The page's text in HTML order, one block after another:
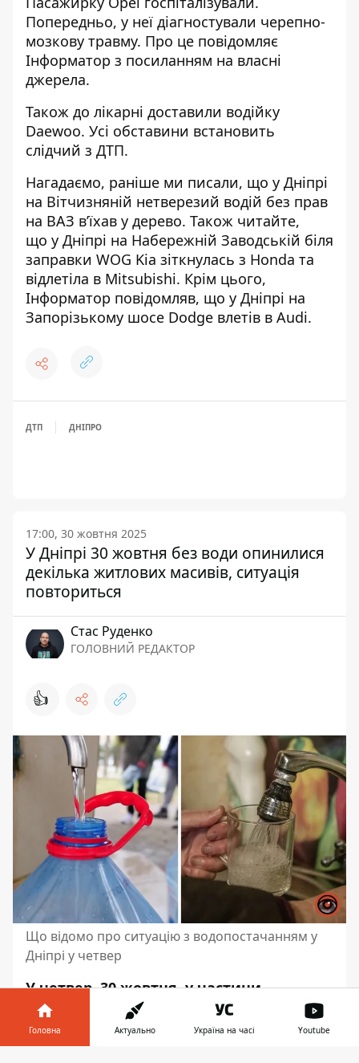
Попередньо, у неї діагностували черепно-
мозкову травму. Про це повідомляє
Інформатор з посиланням на власні
джерела.
Також до лікарні доставили водійку
Daewoo. Усі обставини встановить
слідчий з ДТП.
Нагадаємо, раніше ми писали, що у Дніпрі
на Вітчизняній нетверезий водій без прав
на ВАЗ в’їхав у дерево. Також читайте,
що у Дніпрі на Набережній Заводській біля
заправки WOG Kia зіткнулась з Honda та
відлетіла в Mitsubishi. Крім цього,
Інформатор повідомляв, що у Дніпрі на
Запорізькому шосе Dodge влетів в Audi.
ДТП ДНІПРО
17:00, 30 жовтня 2025
У Дніпрі 30 жовтня без води опинилися
декілька житлових масивів, ситуація
повториться
Стас Руденко
ГОЛОВНИЙ РЕДАКТОР
👍
Що відомо про ситуацію з водопостачанням у
Дніпрі у четвер
У четвер, 30 жовтня, у частини
мешканців Дніпра виникли проблеми з
водопостачанням. Причина –
проведення аварійних робіт за
Головна Актуально Україна на часі Youtube